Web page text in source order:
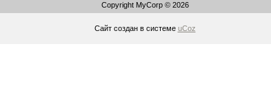
Copyright MyCorp © 2026
Сайт создан в системе uCoz